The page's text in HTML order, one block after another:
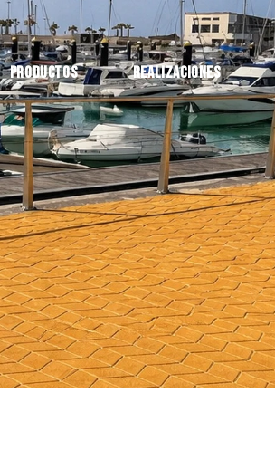
Productos Realizaciones